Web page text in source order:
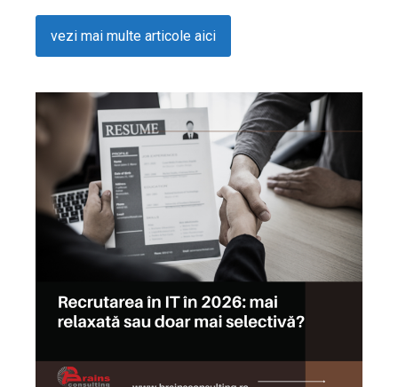
vezi mai multe articole aici